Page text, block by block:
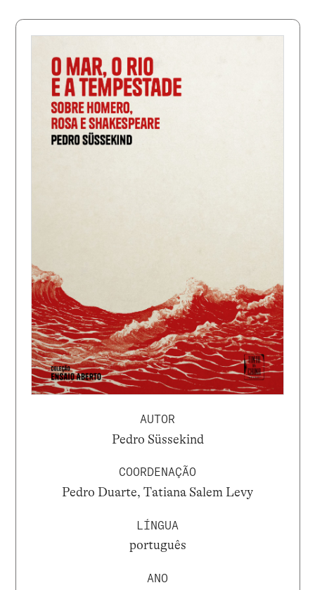
AUTOR
Pedro Süssekind
COORDENAÇÃO
Pedro Duarte, Tatiana Salem Levy
LÍNGUA
português
ANO